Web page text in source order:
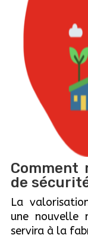
Comment
de
La
une nouvelle
servira à la